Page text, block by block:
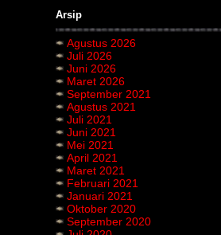
Arsip
Agustus 2026
Juli 2026
Juni 2026
Maret 2026
September 2021
Agustus 2021
Juli 2021
Juni 2021
Mei 2021
April 2021
Maret 2021
Februari 2021
Januari 2021
Oktober 2020
September 2020